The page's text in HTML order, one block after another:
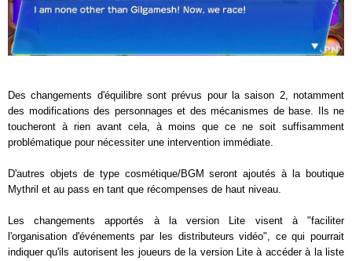
Des changements d'équilibre sont prévus pour la saison 2, notamment
des modifications des personnages et des mécanismes de base. Ils ne
toucheront à rien avant cela, à moins que ce ne soit suffisamment
problématique pour nécessiter une intervention immédiate.
D'autres objets de type cosmétique/BGM seront ajoutés à la boutique
Mythril et au pass en tant que récompenses de haut niveau.
Les changements apportés à la version Lite visent à "faciliter
l'organisation d'événements par les distributeurs vidéo", ce qui pourrait
indiquer qu'ils autorisent les joueurs de la version Lite à accéder à la liste